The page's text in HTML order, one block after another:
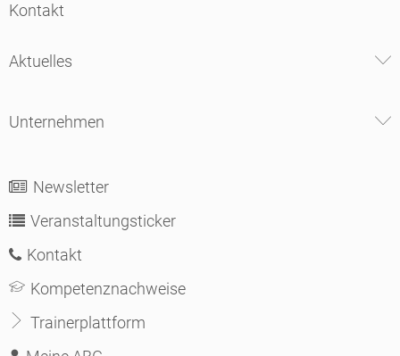
Kontakt
Aktuelles
Unternehmen
Newsletter
Veranstaltungsticker
Kontakt
Kompetenznachweise
Trainerplattform